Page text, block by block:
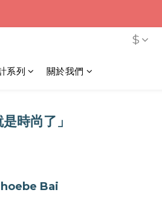
$
系列 關於我們
時尚了」
Bai